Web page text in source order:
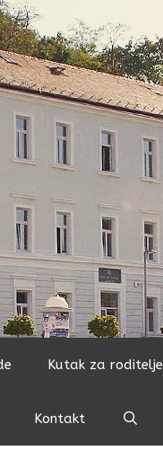
Kutak za roditelje
Kontakt